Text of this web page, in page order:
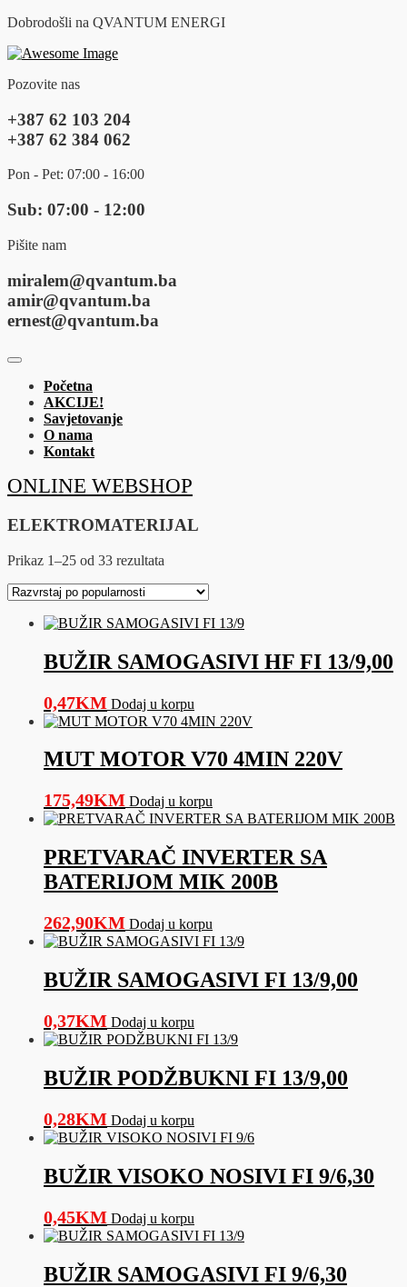
Dobrodošli na QVANTUM ENERGI
Pozovite nas
+387 62 103 204
+387 62 384 062
Pon - Pet: 07:00 - 16:00
Sub: 07:00 - 12:00
Pišite nam
miralem@qvantum.ba
amir@qvantum.ba
ernest@qvantum.ba
Početna
AKCIJE!
Savjetovanje
O nama
Kontakt
ONLINE WEBSHOP
ELEKTROMATERIJAL
Prikaz 1–25 od 33 rezultata
popularity
BUŽIR SAMOGASIVI HF FI 13/9,00
0,47KM Dodaj u korpu
MUT MOTOR V70 4MIN 220V
175,49KM Dodaj u korpu
PRETVARAČ INVERTER SA
BATERIJOM MIK 200B
262,90KM Dodaj u korpu
BUŽIR SAMOGASIVI FI 13/9,00
0,37KM Dodaj u korpu
BUŽIR PODŽBUKNI FI 13/9,00
0,28KM Dodaj u korpu
BUŽIR VISOKO NOSIVI FI 9/6,30
0,45KM Dodaj u korpu
BUŽIR SAMOGASIVI FI 9/6,30